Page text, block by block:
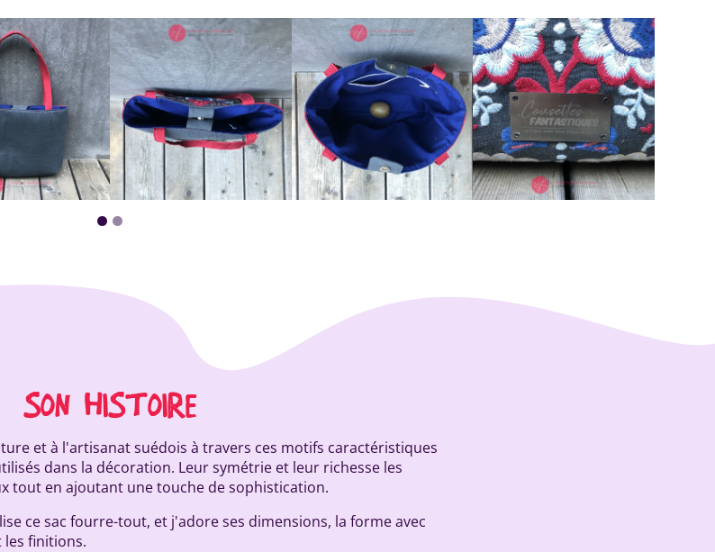
SON HISTOIRE
et à l'artisanat suédois à travers ces motifs caractéristiques
dans la décoration. Leur symétrie et leur richesse les
tout en ajoutant une touche de sophistication.
ce sac fourre-tout, et j'adore ses dimensions, la forme avec
finitions.